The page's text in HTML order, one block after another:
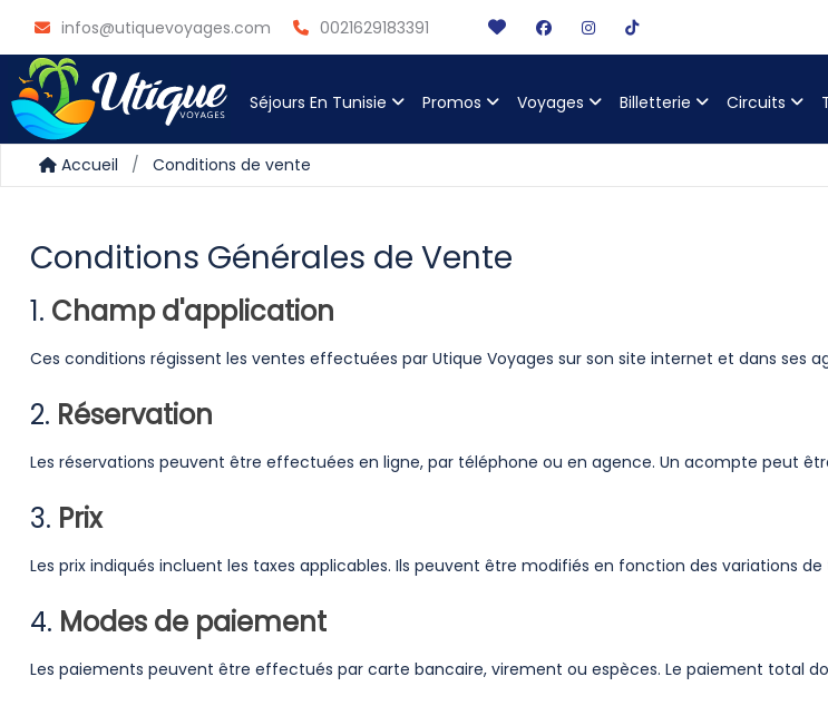
infos@utiquevoyages.com 0021629183391
Séjours En Tunisie Promos Voyages Billetterie Circuits
Accueil Conditions de vente
Conditions Générales de Vente
1. Champ d'application
Ces conditions régissent les ventes effectuées par Utique Voyages sur son site internet et dans ses
2. Réservation
Les réservations peuvent être effectuées en ligne, par téléphone ou en agence. Un acompte peut
3. Prix
Les prix indiqués incluent les taxes applicables. Ils peuvent être modifiés en fonction des variations
4. Modes de paiement
Les paiements peuvent être effectués par carte bancaire, virement ou espèces. Le paiement total